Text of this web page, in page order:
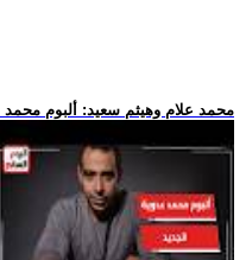
.. محمد علام وهيثم سعيد: ألبوم محمد